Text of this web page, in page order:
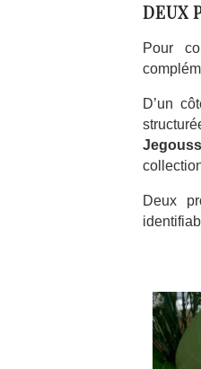
DEUX
Pour
D’un
Deux